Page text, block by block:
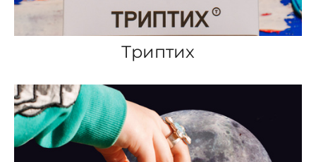
Триптих